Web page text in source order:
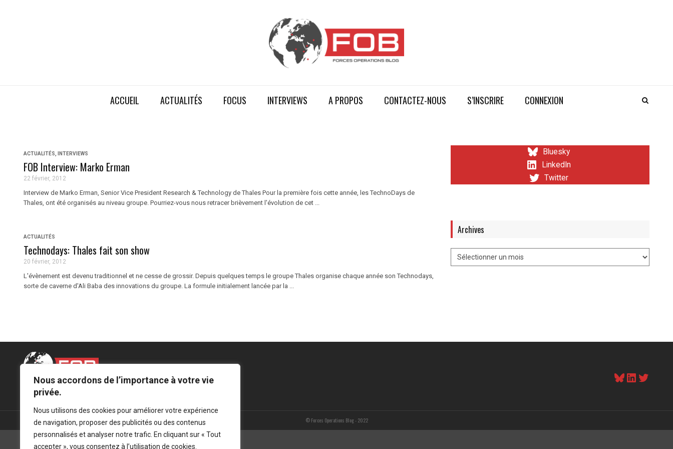
Nous accordons de l’importance à votre vie
privée.
Nous utilisons des cookies pour améliorer votre expérience
de navigation, proposer des publicités ou des contenus
personnalisés et analyser notre trafic. En cliquant sur « Tout
accepter », vous consentez à l’utilisation de cookies.
ACCUEIL ACTUALITÉS FOCUS INTERVIEWS A PROPOS CONTACTEZ-NOUS S’INSCRIRE CONNEXION
ACTUALITÉS INTERVIEWS
FOB Interview: Marko Erman
22 février, 2012
Interview de Marko Erman, Senior Vice President Research & Technology de Thales Pour la première fois cette année, les TechnoDays de
Thales, ont été organisés au niveau groupe. Pourriez-vous nous retracer brièvement l'évolution de cet ...
ACTUALITÉS
Technodays: Thales fait son show
20 février, 2012
L'évènement est devenu traditionnel et ne cesse de grossir. Depuis quelques temps le groupe Thales organise chaque année son Technodays,
sorte de caverne d'Ali Baba des innovations du groupe. La formule initialement lancée par la ...
Bluesky
LinkedIn
Twitter
Archives
Mentions légales
Bluesky
© Forces Operations Blog - 2022